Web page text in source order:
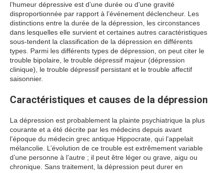
l’humeur dépressive est d’une durée ou d’une gravité
disproportionnée par rapport à l’événement déclencheur. Les
distinctions entre la durée de la dépression, les circonstances
dans lesquelles elle survient et certaines autres caractéristiques
sous-tendent la classification de la dépression en différents
types. Parmi les différents types de dépression, on peut citer le
trouble bipolaire, le trouble dépressif majeur (dépression
clinique), le trouble dépressif persistant et le trouble affectif
saisonnier.
Caractéristiques et causes de la dépression
La dépression est probablement la plainte psychiatrique la plus
courante et a été décrite par les médecins depuis avant
l’époque du médecin grec antique Hippocrate, qui l’appelait
mélancolie. L’évolution de ce trouble est extrêmement variable
d’une personne à l’autre ; il peut être léger ou grave, aigu ou
chronique. Sans traitement, la dépression peut durer en